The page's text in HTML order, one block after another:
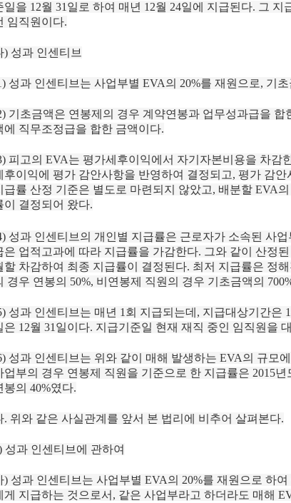
일을 12월 31일로 하여 매년 12월 24일에 지급된다. 그
임직원이다.
) 성과 인센티브
성과 인센티브는 사업부별 EVA의 20%를 재원으로, 기
기초금액은 연봉제의 경우 계약연봉과 업무성과급을
에 직무조정급을 합한 금액이다.
피고의 EVA는 평가세후이익에서 자기자본비용을 차감
후이익에 평가 감안사항을 반영하여 결정되고, 평가 감
급률 산정 기준은 별도로 마련되지 않았고, 배분할 EVA
이 결정되어 왔다.
성과 인센티브의 개인별 지급률은 근로자가 소속된 사
은 업적고과에 따라 지급률을 가감한다. 그와 같이 산정
할 차감하여 최종 지급률이 결정된다. 최저 지급률은 정
경우 연봉의 50%, 비연봉제 직원의 경우 기초금액의
성과 인센티브는 매년 1회 지급되는데, 지급대상기간은
은 12월 31일이다. 지급기준일 현재 재직 중인 임직원을
성과 인센티브는 위와 같이 매해 발생하는 EVA의 규모
업부의 경우 연봉제 직원을 기준으로 한 지급률은 2015
봉의 40%였다.
. 위와 같은 사실관계를 앞서 본 법리에 비추어 살펴본다.
성과 인센티브에 관하여
) 성과 인센티브는 사업부별 EVA의 20%를 재원으로 하
게 지급하는 것으로서, 같은 사업부라고 하더라도 매해